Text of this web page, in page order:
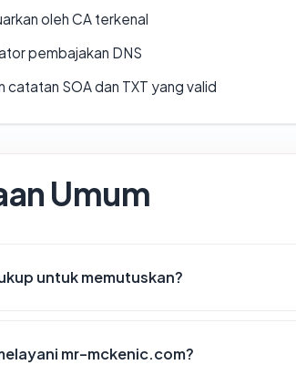
oleh CA terkenal
pembajakan DNS
catatan SOA dan TXT yang valid
Umum
untuk memutuskan?
mr-mckenic.com?